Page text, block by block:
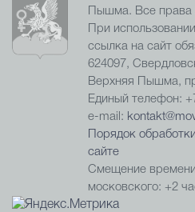
Пышма. Все
При
ссылка на сайт
624097,
Верхняя Пышма,
Единый телефон:
e-mail:
Порядок
сайте
Смещение времени
московского: +2